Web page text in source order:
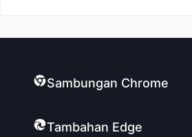
Sambungan Chrome
Tambahan Edge